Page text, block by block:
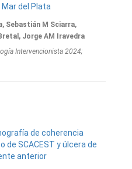
del Plata
Sebastián M Sciarra,
Jorge AM Iravedra
Intervencionista 2024;
de coherencia
de SCACEST y úlcera de
anterior